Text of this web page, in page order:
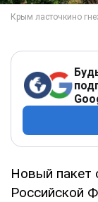
Новый пакет
Российской